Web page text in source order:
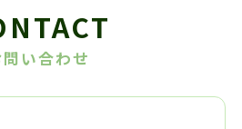
問い合わせ